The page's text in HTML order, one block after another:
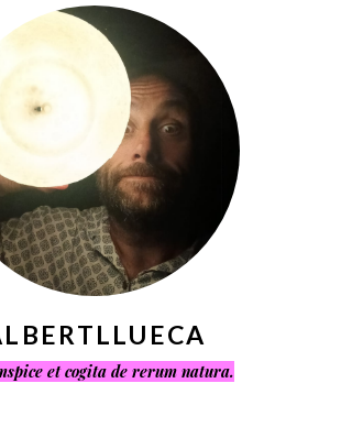
et cogita de rerum natura.